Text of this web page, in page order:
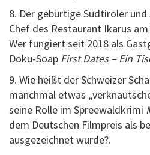
8. Der gebürtige Südtiroler
Chef des Restaurant Ikarus
Wer fungiert seit 2018 als
Doku-Soap First Dates – Ein
9. Wie heißt der Schweizer
manchmal etwas
seine Rolle im Spreewaldkrimi
dem Deutschen Filmpreis als
ausgezeichnet wurde?.